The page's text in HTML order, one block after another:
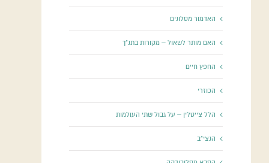
האדמור מסלונים
האם מותר לשאול – מקורות בתנ"ך
החפץ חיים
הכוזרי
הלל צייטלין – על גבול שתי העולמות
הנצי"ב